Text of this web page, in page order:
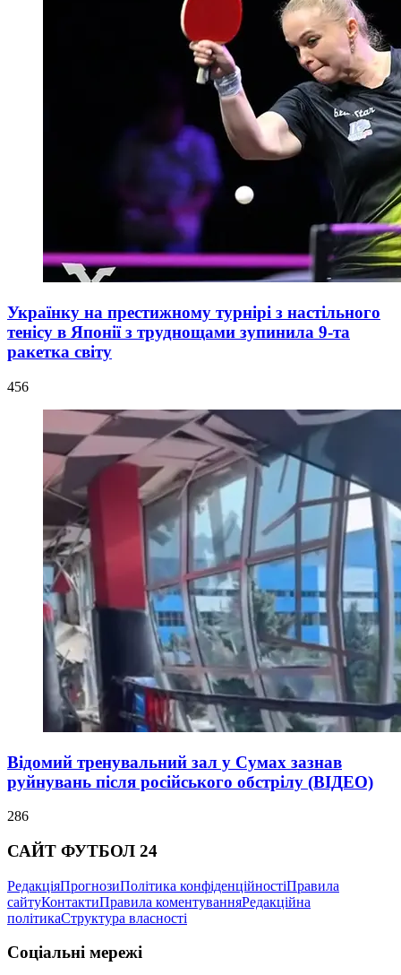
Українку на престижному турнірі з настільного
тенісу в Японії з труднощами зупинила 9-та
ракетка світу
456
Відомий тренувальний зал у Сумах зазнав
руйнувань після російського обстрілу (ВІДЕО)
286
САЙТ ФУТБОЛ 24
РедакціяПрогнозиПолітика конфіденційностіПравила
сайтуКонтактиПравила коментуванняРедакційна
політикаСтруктура власності
Соціальні мережі